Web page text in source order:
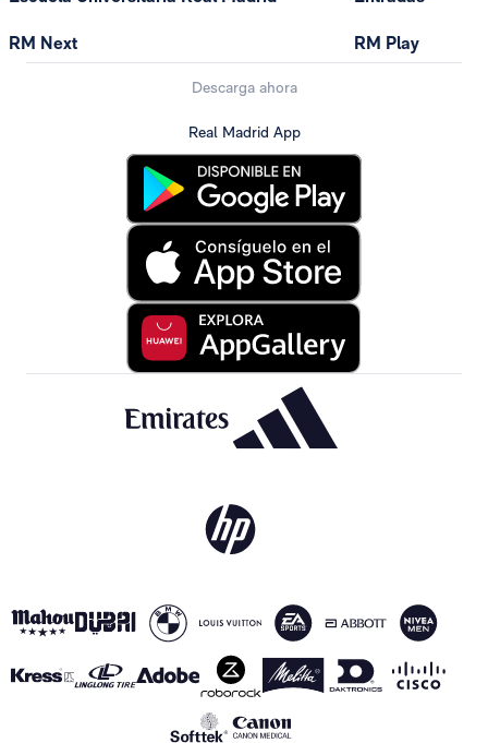
RM Next RM Play
Descarga ahora
Real Madrid App